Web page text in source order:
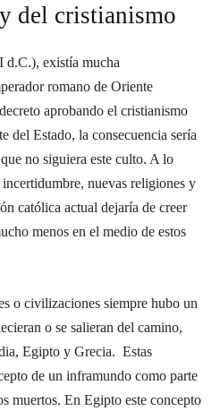
del cristianismo
d.C.), existía mucha
romano de Oriente
aprobando el cristianismo
del Estado, la consecuencia sería
no siguiera este culto. A lo
nuevas religiones y
católica actual dejaría de creer
menos en el medio de estos
o civilizaciones siempre hubo un
o se salieran del camino,
Egipto y Grecia. Estas
de un inframundo como parte
muertos. En Egipto este concepto